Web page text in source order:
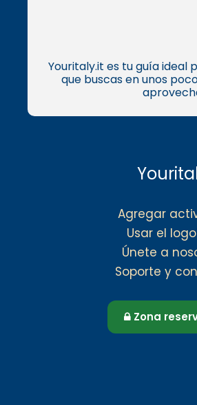
Youritaly.it es tu guía
que buscas en unos
Agregar
Usar el
Únete a
Soporte y
Zona